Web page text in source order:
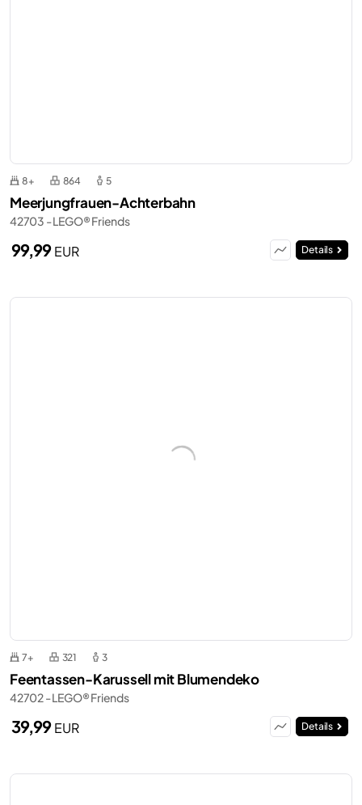
8+ 864 5
Meerjungfrauen-Achterbahn
42703 - LEGO® Friends
99,99EUR Details
7+ 321 3
Feentassen-Karussell mit Blumendeko
42702 - LEGO® Friends
39,99EUR Details